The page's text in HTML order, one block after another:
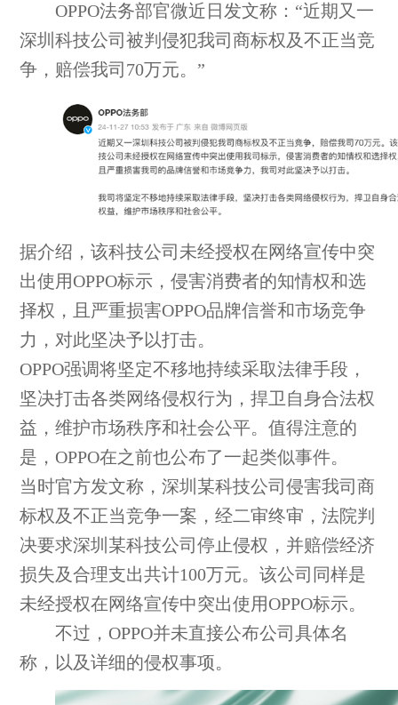
OPPO法务部官微近日发文称：“近期又一
深圳科技公司被判侵犯我司商标权及不正当竞
争，赔偿我司70万元。”
据介绍，该科技公司未经授权在网络宣传中突
出使用OPPO标示，侵害消费者的知情权和选
择权，且严重损害OPPO品牌信誉和市场竞争
力，对此坚决予以打击。
OPPO强调将坚定不移地持续采取法律手段，
坚决打击各类网络侵权行为，捍卫自身合法权
益，维护市场秩序和社会公平。值得注意的
是，OPPO在之前也公布了一起类似事件。
当时官方发文称，深圳某科技公司侵害我司商
标权及不正当竞争一案，经二审终审，法院判
决要求深圳某科技公司停止侵权，并赔偿经济
损失及合理支出共计100万元。该公司同样是
未经授权在网络宣传中突出使用OPPO标示。
不过，OPPO并未直接公布公司具体名
称，以及详细的侵权事项。